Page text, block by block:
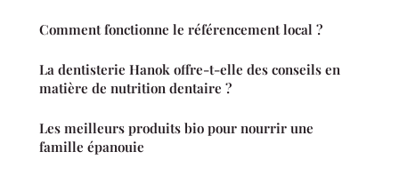
Comment fonctionne le référencement local ?
La dentisterie Hanok offre-t-elle des conseils en
matière de nutrition dentaire ?
Les meilleurs produits bio pour nourrir une
famille épanouie